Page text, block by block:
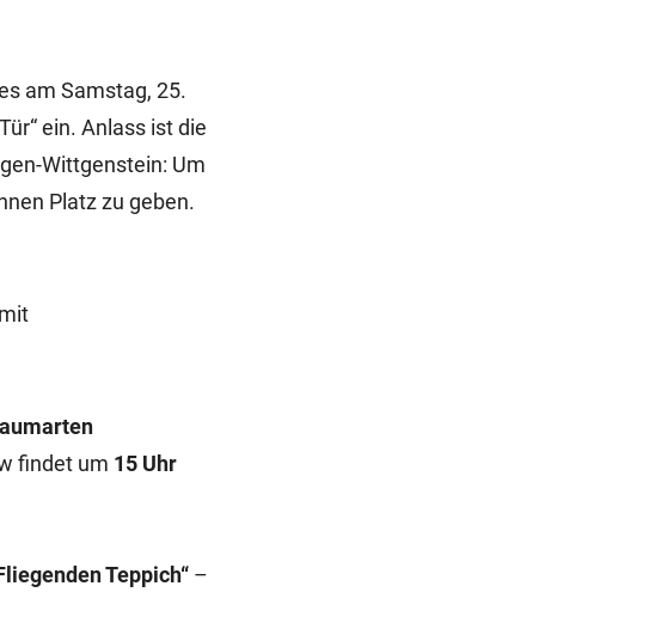
am Samstag, 25.
ein. Anlass ist die
Wittgenstein: Um
Platz zu geben.
findet um 15 Uhr
Teppich“ –